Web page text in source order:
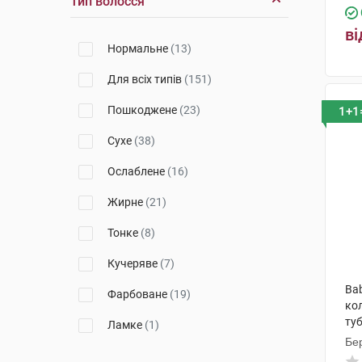
(24)
Нормальне (13)
Для всіх типів (151)
Пошкоджене (23)
Сухе (38)
Ослаблене (16)
Жирне (21)
Тонке (8)
Кучеряве (7)
Фарбоване (19)
Ламке (1)